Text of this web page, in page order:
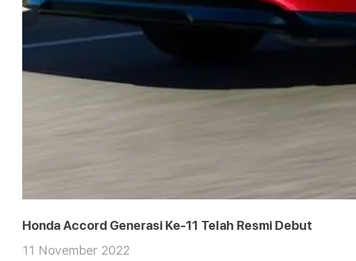
Honda Accord Generasi Ke-11 Telah Resmi Debut
11 November 2022